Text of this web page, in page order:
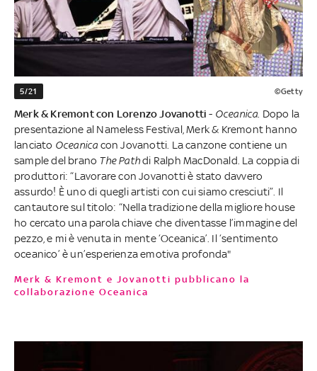
5/21 ©Getty
Merk & Kremont con Lorenzo Jovanotti - Oceanica . Dopo la
presentazione al Nameless Festival, Merk & Kremont hanno
lanciato Oceanica con Jovanotti. La canzone contiene un
sample del brano The Pathdi Ralph MacDonald. La coppia di
produttori: “Lavorare con Jovanotti è stato davvero
assurdo! È uno di quegli artisti con cui siamo cresciuti”. Il
cantautore sul titolo: “Nella tradizione della migliore house
ho cercato una parola chiave che diventasse l’immagine del
pezzo, e mi è venuta in mente ‘Oceanica’. Il ‘sentimento
oceanico’ è un’esperienza emotiva profonda"
Merk & Kremont e Jovanotti pubblicano la
collaborazione Oceanica